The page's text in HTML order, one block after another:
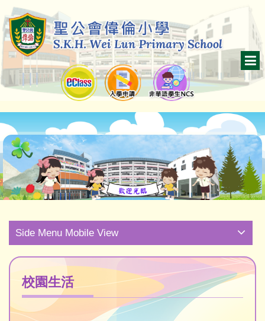
Side Menu Mobile View
校園生活